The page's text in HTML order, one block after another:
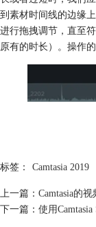
到素材时间线的边缘
进行拖拽调节，直至
原有的时长）。操作
一般情况下将时间竖
的准确性，防止多剪
标签： Camtasia 2019
上一篇： Camtasia的
下一篇： 使用